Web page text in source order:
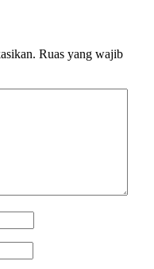
Ruas yang wajib